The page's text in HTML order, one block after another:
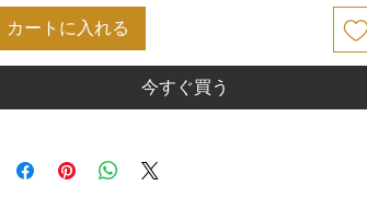
カートに入れる
今すぐ買う